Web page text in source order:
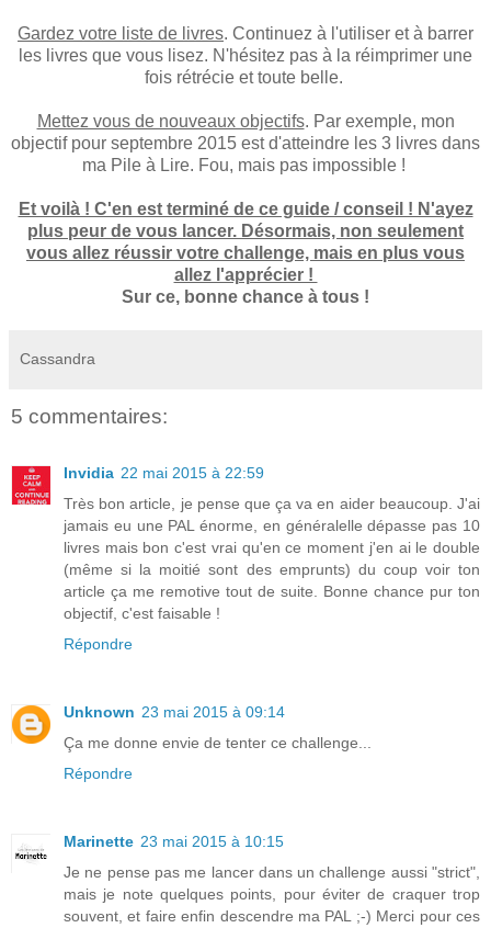
Gardez votre liste de livres. Continuez à l'utiliser et à barrer
les livres que vous lisez. N'hésitez pas à la réimprimer une
fois rétrécie et toute belle.
Mettez vous de nouveaux objectifs. Par exemple, mon
objectif pour septembre 2015 est d'atteindre les 3 livres dans
ma Pile à Lire. Fou, mais pas impossible !
Et voilà ! C'en est terminé de ce guide / conseil ! N'ayez
plus peur de vous lancer. Désormais, non seulement
vous allez réussir votre challenge, mais en plus vous
allez l'apprécier !
Sur ce, bonne chance à tous !
Cassandra
5 commentaires:
Invidia 22 mai 2015 à 22:59
Très bon article, je pense que ça va en aider beaucoup. J'ai
jamais eu une PAL énorme, en généralelle dépasse pas 10
livres mais bon c'est vrai qu'en ce moment j'en ai le double
(même si la moitié sont des emprunts) du coup voir ton
article ça me remotive tout de suite. Bonne chance pur ton
objectif, c'est faisable !
Répondre
Unknown 23 mai 2015 à 09:14
Ça me donne envie de tenter ce challenge...
Répondre
Marinette 23 mai 2015 à 10:15
Je ne pense pas me lancer dans un challenge aussi "strict",
mais je note quelques points, pour éviter de craquer trop
souvent, et faire enfin descendre ma PAL ;-) Merci pour ces